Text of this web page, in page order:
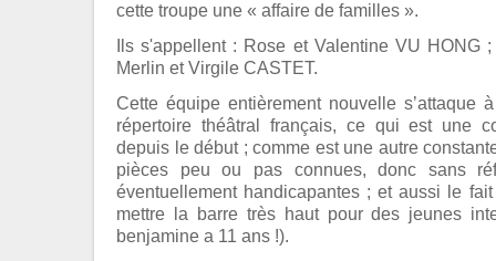
cette troupe une « affaire de familles ».
Ils s'appellent : Rose et Valentine VU HONG
Merlin et Virgile CASTET.
Cette équipe entièrement nouvelle s’attaque
répertoire théâtral français, ce qui est une
depuis le début ; comme est une autre
pièces peu ou pas connues, donc sans
éventuellement handicapantes ; et aussi le
mettre la barre très haut pour des jeunes
benjamine a 11 ans !).